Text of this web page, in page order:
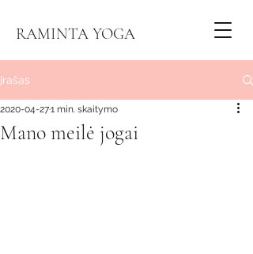
RAMINTA YOGA
Įrašas
Mano meilė jogai
2020-04-271 min. skaitymo